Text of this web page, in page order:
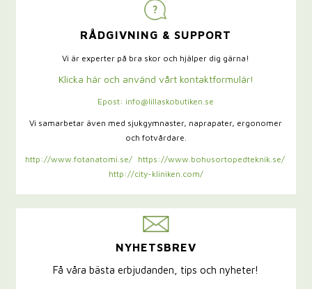
RÅDGIVNING & SUPPORT
Vi är experter på bra skor och hjälper dig gärna!
Klicka här och använd vårt kontaktformulär!
Epost: info@lillaskobutiken.se
Vi samarbetar även med sjukgymnaster, naprapater, ergonomer
och fotvårdare.
http://www.fotanatomi.se/
https://www.bohusortopedteknik.se/
http://city-kliniken.com/
NYHETSBREV
Få våra bästa erbjudanden, tips och nyheter!